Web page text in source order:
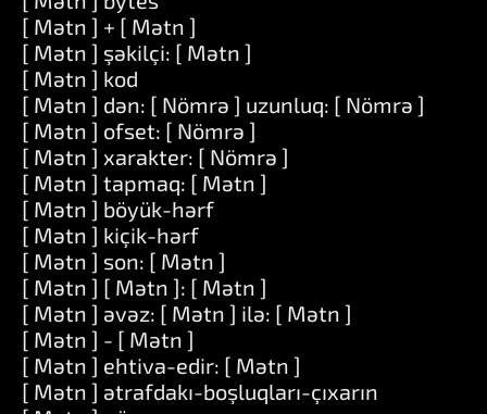
[ Mətn ] + [ Mətn ]
[ Mətn ] şəkilçi: [ Mətn ]
[ Mətn ] kod
[ Mətn ] dən: [ Nömrə ] uzunluq: [ Nömrə ]
[ Mətn ] ofset: [ Nömrə ]
[ Mətn ] xarakter: [ Nömrə ]
[ Mətn ] tapmaq: [ Mətn ]
[ Mətn ] böyük-hərf
[ Mətn ] kiçik-hərf
[ Mətn ] son: [ Mətn ]
[ Mətn ] [ Mətn ]: [ Mətn ]
[ Mətn ] əvəz: [ Mətn ] ilə: [ Mətn ]
[ Mətn ] - [ Mətn ]
[ Mətn ] ehtiva-edir: [ Mətn ]
[ Mətn ] ətrafdakı-boşluqları-çıxarın